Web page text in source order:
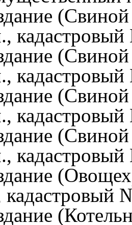
кадастровый